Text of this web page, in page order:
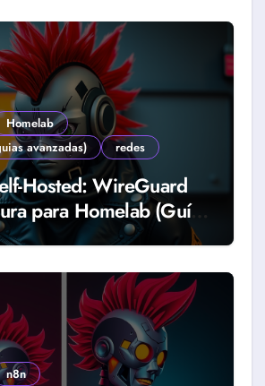
Homelab
avanzadas)
redes
Hosted: WireGuard
para Homelab (Guía
n8n